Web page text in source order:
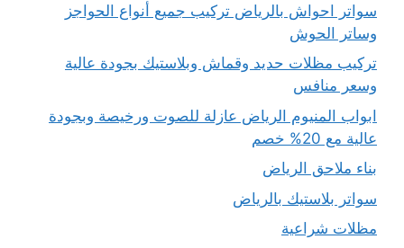
سواتر احواش بالرياض تركيب جميع أنواع الحواجز
وساتر الحوش
تركيب مظلات حديد وقماش وبلاستيك بجودة عالية
وسعر منافس
ابواب المنيوم الرياض عازلة للصوت ورخيصة وبجودة
عالية مع 20% خصم
بناء ملاحق الرياض
سواتر بلاستيك بالرياض
مظلات شراعية